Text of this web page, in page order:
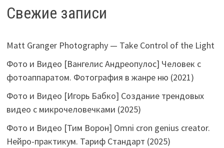
Свежие записи
Matt Granger Photography — Take Control of the Light
Фото и Видео [Вангелис Андреопулос] Человек с
фотоаппаратом. Фотография в жанре ню (2021)
Фото и Видео [Игорь Бабко] Создание трендовых
видео с микрочеловечками (2025)
Фото и Видео [Тим Ворон] Omni cron genius creator.
Нейро-практикум. Тариф Стандарт (2025)